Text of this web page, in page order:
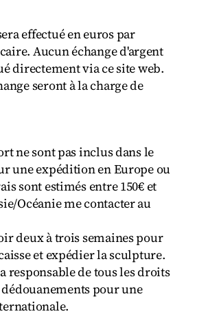
effectué en euros par
Aucun échange d'argent
directement via ce site web.
seront à la charge de
ne sont pas inclus dans le
une expédition en Europe ou
sont estimés entre 150€ et
Océanie me contacter au
deux à trois semaines pour
et expédier la sculpture.
responsable de tous les droits
pour une